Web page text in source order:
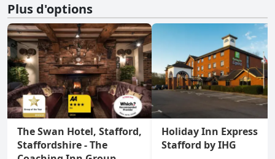
Plus d'options
The Swan Hotel, Stafford,
Staffordshire - The
Holiday Inn Express
Stafford by IHG